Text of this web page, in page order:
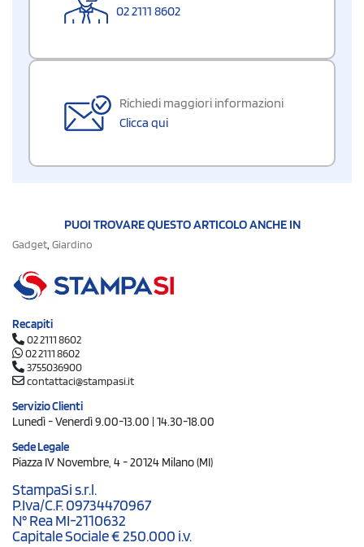
02 2111 8602
Richiedi maggiori informazioni
Clicca qui
PUOI TROVARE QUESTO ARTICOLO ANCHE IN
Gadget, Giardino
Recapiti
02 2111 8602
02 2111 8602
3755036900
contattaci@stampasi.it
Servizio Clienti
Lunedì - Venerdì 9.00-13.00 | 14.30-18.00
Sede Legale
Piazza IV Novembre, 4 - 20124 Milano (MI)
StampaSi s.r.l.
P.Iva/C.F. 09734470967
N° Rea MI-2110632
Capitale Sociale € 250.000 i.v.